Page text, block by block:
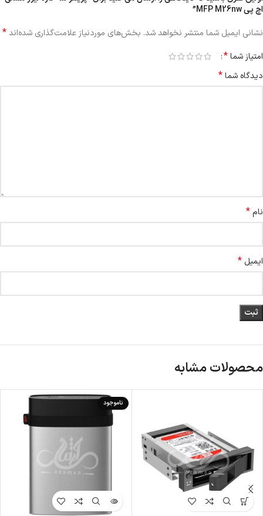
اچ پی MFP M26nw”
نشانی ایمیل شما منتشر نخواهد شد. بخش‌های موردنیاز علامت‌گذاری شده‌اند*
امتیاز شما*
دیدگاه شما*
نام*
ایمیل *
محصولات مشابه
ناموجود